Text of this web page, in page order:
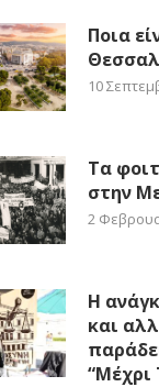
Ποια
10
Τα
στην
2
Η
και
“Μέχρι